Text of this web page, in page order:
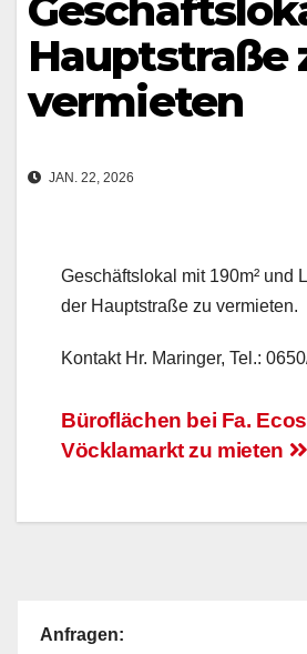
Hauptstraße
vermieten
JAN. 22, 2026
Geschäftslokal mit 190m² und
der Hauptstraße zu vermieten.
Kontakt Hr. Maringer, Tel.:
Beitrags-
Büroflächen bei Fa.
Vöcklamarkt zu mieten
Anfragen: